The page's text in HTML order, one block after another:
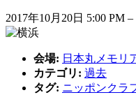
2017年10月20日 5:00 PM –
会場: 日本丸メモリ
カテゴリ: 過去
タグ: ニッポンクラ